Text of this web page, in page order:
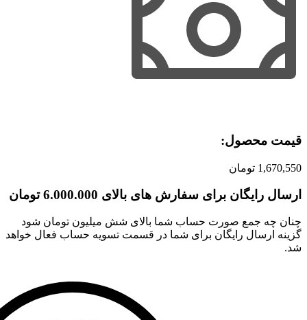
قیمت محصول:​
1,670,550 تومان
ارسال رایگان برای سفارش های بالای 6.000.000 تومان
چنان چه جمع صورت حساب شما بالای شش میلیون تومان شود
گزینه ارسال رایگان برای شما در قسمت تسویه حساب فعال خواهد
شد.